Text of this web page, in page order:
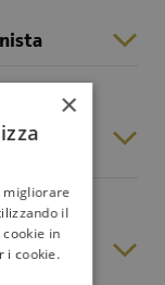
×
migliorare
il
in
i cookie.